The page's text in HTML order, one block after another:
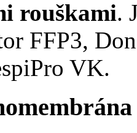
rouškami.
FFP3,
VK.